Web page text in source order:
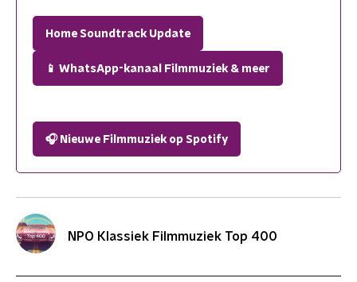
Home Soundtrack Update
📱 WhatsApp-kanaal Filmmuziek & meer
🎧 Nieuwe Filmmuziek op Spotify
NPO Klassiek Filmmuziek Top 400